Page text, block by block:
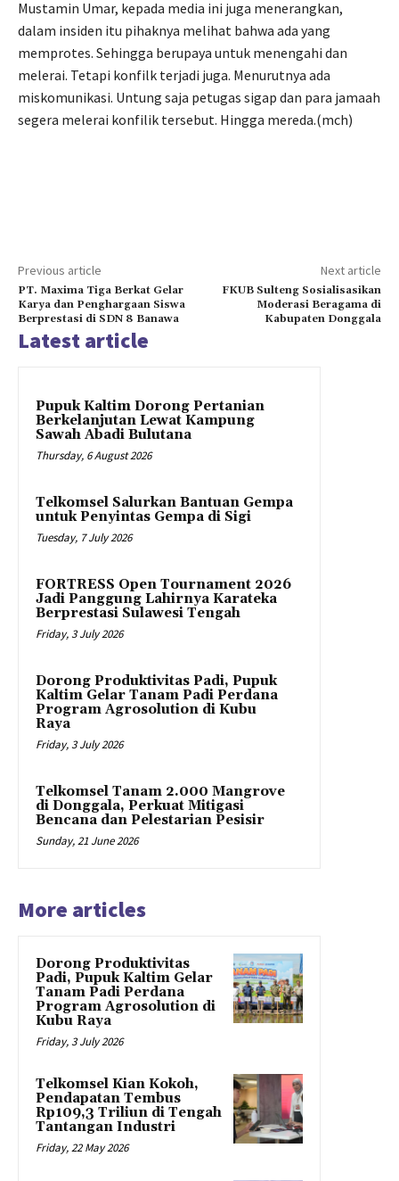
Mustamin Umar, kepada media ini juga menerangkan,
dalam insiden itu pihaknya melihat bahwa ada yang
memprotes. Sehingga berupaya untuk menengahi dan
melerai. Tetapi konfilk terjadi juga. Menurutnya ada
miskomunikasi. Untung saja petugas sigap dan para jamaah
segera melerai konfilik tersebut. Hingga mereda.(mch)
Previous article
PT. Maxima Tiga Berkat Gelar
Karya dan Penghargaan Siswa
Berprestasi di SDN 8 Banawa
Next article
FKUB Sulteng Sosialisasikan
Moderasi Beragama di
Kabupaten Donggala
Latest article
Pupuk Kaltim Dorong Pertanian
Berkelanjutan Lewat Kampung
Sawah Abadi Bulutana
Thursday, 6 August 2026
Telkomsel Salurkan Bantuan Gempa
untuk Penyintas Gempa di Sigi
Tuesday, 7 July 2026
FORTRESS Open Tournament 2026
Jadi Panggung Lahirnya Karateka
Berprestasi Sulawesi Tengah
Friday, 3 July 2026
Dorong Produktivitas Padi, Pupuk
Kaltim Gelar Tanam Padi Perdana
Program Agrosolution di Kubu
Raya
Friday, 3 July 2026
Telkomsel Tanam 2.000 Mangrove
di Donggala, Perkuat Mitigasi
Bencana dan Pelestarian Pesisir
Sunday, 21 June 2026
More articles
Dorong Produktivitas
Padi, Pupuk Kaltim Gelar
Tanam Padi Perdana
Program Agrosolution di
Kubu Raya
Friday, 3 July 2026
Telkomsel Kian Kokoh,
Pendapatan Tembus
Rp109,3 Triliun di Tengah
Tantangan Industri
Friday, 22 May 2026